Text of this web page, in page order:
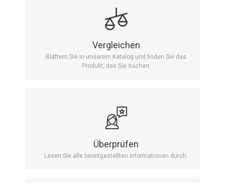
Vergleichen
Blättern Sie in unserem Katalog und finden Sie das
Produkt, das Sie suchen.
Überprüfen
Lesen Sie alle bereitgestellten Informationen durch.